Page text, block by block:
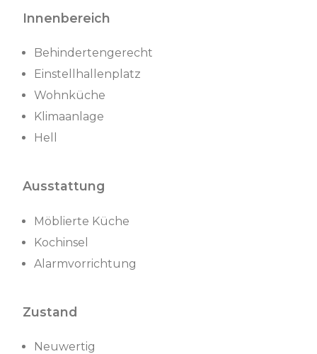
Innenbereich
Behindertengerecht
Einstellhallenplatz
Wohnküche
Klimaanlage
Hell
Ausstattung
Möblierte Küche
Kochinsel
Alarmvorrichtung
Zustand
Neuwertig